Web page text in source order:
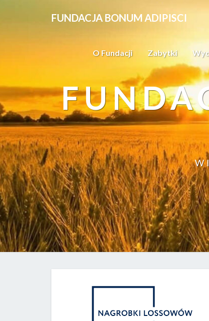
FUNDACJA BONUM ADIPISCI
O Fundacji Zabytki